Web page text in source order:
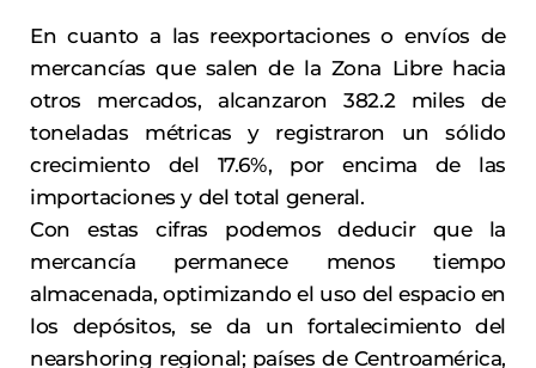
En cuanto a las reexportaciones o envíos de
mercancías que salen de la Zona Libre hacia
otros mercados, alcanzaron 382.2 miles de
toneladas métricas y registraron un sólido
crecimiento del 17.6%, por encima de las
importaciones y del total general.
Con estas cifras podemos deducir que la
mercancía permanece menos tiempo
almacenada, optimizando el uso del espacio en
los depósitos, se da un fortalecimiento del
nearshoring regional; países de Centroamérica,